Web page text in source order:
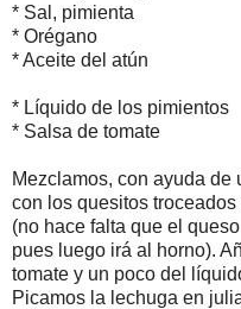
* Sal, pimienta
* Orégano
* Aceite del atún
* Líquido de los pimientos
* Salsa de tomate
Mezclamos, con ayuda de
con los quesitos
(no hace falta que el
pues luego irá al horno).
tomate y un poco del
Picamos la lechuga en